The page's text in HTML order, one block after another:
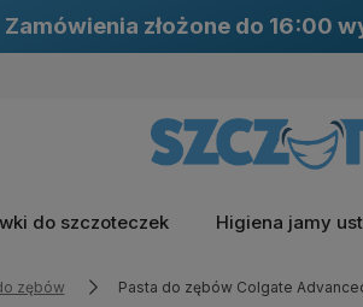
Zamówienia złożone do 16:00
do szczoteczek Higiena jamy
zębów Pasta do zębów Colgate